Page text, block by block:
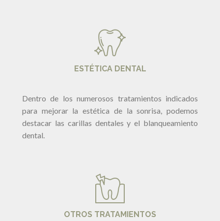
ESTÉTICA DENTAL
Dentro de los numerosos tratamientos indicados
para mejorar la estética de la sonrisa, podemos
destacar las carillas dentales y el blanqueamiento
dental.
OTROS TRATAMIENTOS